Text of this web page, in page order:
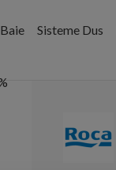
Sisteme Dus